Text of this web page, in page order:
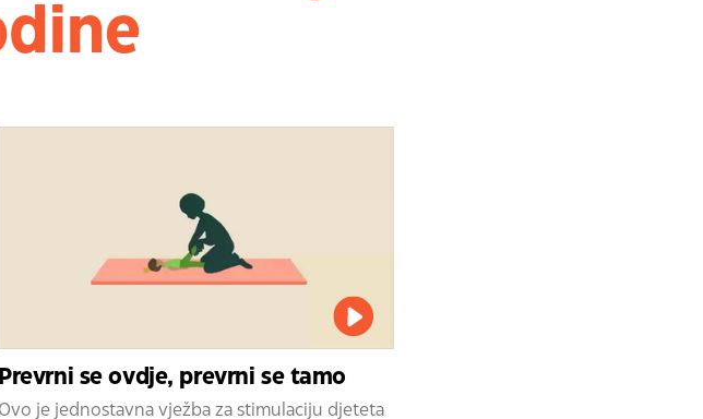
Prevrni se ovdje, prevrni se tamo
Ovo je jednostavna vježba za stimulaciju djeteta